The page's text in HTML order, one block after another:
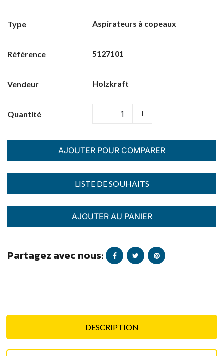
Type Aspirateurs à copeaux
Référence 5127101
Vendeur Holzkraft
Quantité
AJOUTER POUR COMPARER
AJOUTER AU PANIER
Partagez avec nous:
DESCRIPTION